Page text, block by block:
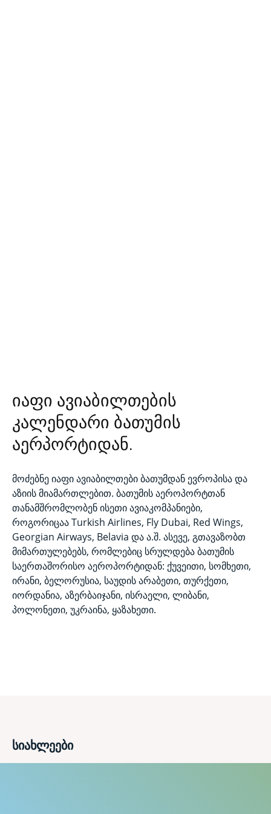
იაფი ავიაბილთების
კალენდარი ბათუმის
აერპორტიდან.
მოძებნე იაფი ავიაბილთები ბათუმდან ევროპისა და
აზიის მიამართლებით. ბათუმის აეროპორტთან
თანამშრომლობენ ისეთი ავიაკომპანიები,
როგორიცაა Turkish Airlines, Fly Dubai, Red Wings,
Georgian Airways, Belavia და ა.შ. ასევე, გთავაზობთ
მიმართულებებს, რომლებიც სრულდება ბათუმის
საერთაშორისო აეროპორტიდან: ქუვეითი, სომხეთი,
ირანი, ბელორუსია, საუდის არაბეთი, თურქეთი,
იორდანია, აზერბაიჯანი, ისრაელი, ლიბანი,
პოლონეთი, უკრაინა, ყაზახეთი.
სიახლეები